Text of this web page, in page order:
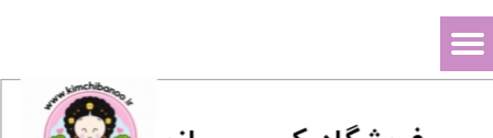
حساب کاربری من